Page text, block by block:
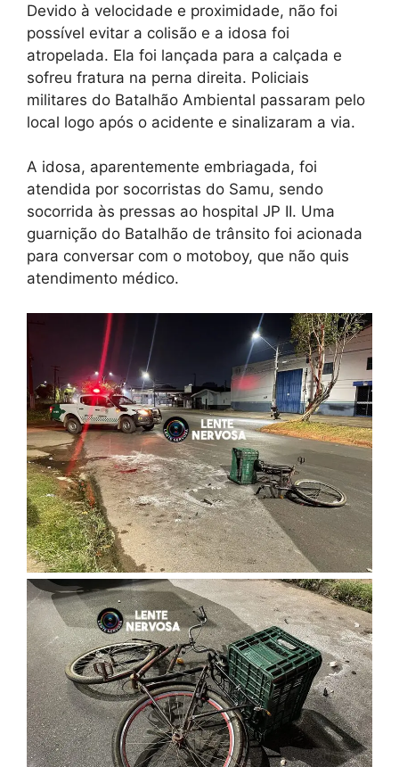
Devido à velocidade e proximidade, não foi
possível evitar a colisão e a idosa foi
atropelada. Ela foi lançada para a calçada e
sofreu fratura na perna direita. Policiais
militares do Batalhão Ambiental passaram pelo
local logo após o acidente e sinalizaram a via.
A idosa, aparentemente embriagada, foi
atendida por socorristas do Samu, sendo
socorrida às pressas ao hospital JP II. Uma
guarnição do Batalhão de trânsito foi acionada
para conversar com o motoboy, que não quis
atendimento médico.